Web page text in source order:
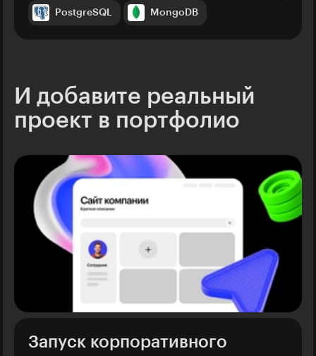
PostgreSQL MongoDB
И добавите реальный
проект в портфолио
Запуск корпоративного